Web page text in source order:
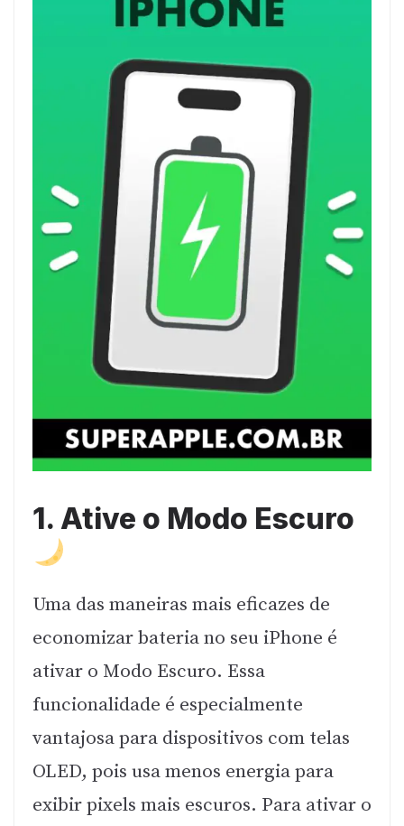
1. Ative o Modo Escuro
Uma das maneiras mais eficazes de
economizar bateria no seu iPhone é
ativar o Modo Escuro. Essa
funcionalidade é especialmente
vantajosa para dispositivos com telas
OLED, pois usa menos energia para
exibir pixels mais escuros. Para ativar o